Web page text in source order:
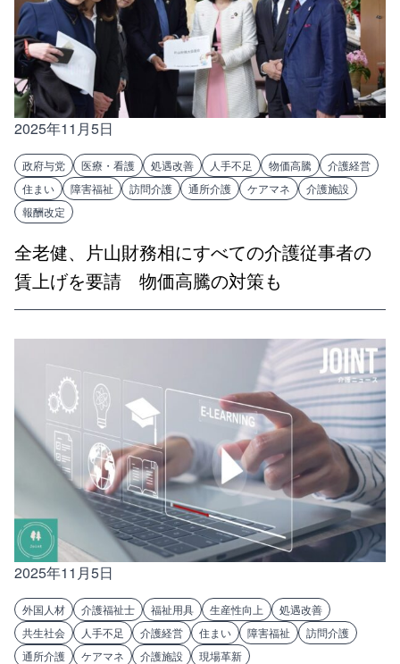
2025年11月5日
政府与党 医療・看護 処遇改善 人手不足 物価高騰
介護経営
住まい
障害福祉 訪問介護 通所介護 ケアマネ
介護施設
報酬改定
全老健、片山財務相にすべての介護従事者の
賃上げを要請 物価高騰の対策も
2025年11月5日
外国人材 介護福祉士 福祉用具 生産性向上
処遇改善
共生社会
人手不足 介護経営 住まい 障害福祉
訪問介護
通所介護
ケアマネ 介護施設 現場革新